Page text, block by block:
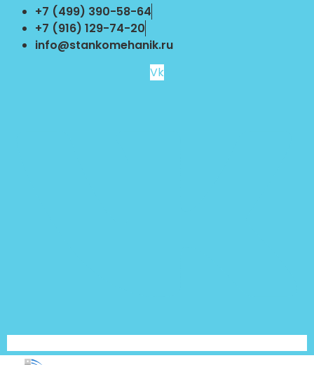
Перейти
содержимому
+7 (499) 390-58-64
+7 (916) 129-74-20
info@stankomehanik.ru
Vk